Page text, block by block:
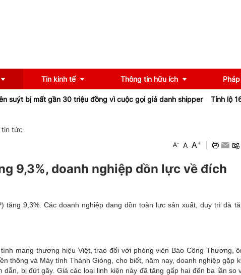
Tin kinh tế Thông tin hữu ích
Ngân hàng
mất gần 30 triệu đồng vì cuộc gọi giả danh shipper Tỉnh lộ 161 ở
tin tức
A- A A+
9,3%, doanh nghiệp dồn lực về đích
tăng 9,3%. Các doanh nghiệp đang dồn toàn lực sản xuất, duy trì đà
mang thương hiệu Việt, trao đổi với phóng viên Báo Công Thương,
thông và Máy tính Thánh Gióng, cho biết, năm nay, doanh nghiệp gặp
bị đứt gãy. Giá các loại linh kiện này đã tăng gấp hai đến ba lần so